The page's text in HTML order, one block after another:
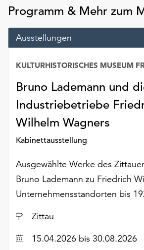
weiterhin
ausgeführt.
Möchten
Sie
verwendeten
Cookies
anpassen,
erreichen
die
Einstellungen
die
Schaltfläche
„Auswählen“.
Informationen
Sie
Programm & Mehr zum
Ausstellungen
Bruno Lademann und
Industriebetriebe
Wilhelm Wagners
Kabinettausstellung
Ausgewählte Werke des
Bruno Lademann zu Friedrich
Unternehmensstandorten bis
Ort
Zittau
Datum15.04.2026 bis 30.08.2026